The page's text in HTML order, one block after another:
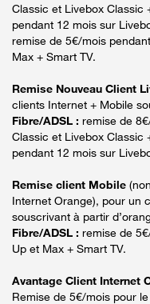
Classic et Livebox Classic
pendant 12 mois sur
remise de 5€/mois
Max + Smart TV.
Remise Nouveau Client
clients Internet + Mobile
Fibre/ADSL : remise de
Classic et Livebox Classic
pendant 12 mois sur
Remise client Mobile
Internet Orange), pour un
souscrivant à partir
Fibre/ADSL : remise de
Up et Max + Smart TV.
Avantage Client Internet
Remise de 5€/mois pour